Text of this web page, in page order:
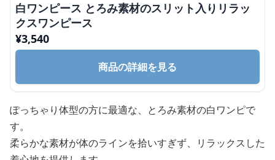
白ワンピース とろみ素材のスリット入りリラッ
クスワンピース
¥3,540
商品の詳細を見る
ぽっちゃり体型の方に最適な、とろみ素材の白ワンピで
す。
柔らかな素材が体のラインを拾いすぎず、リラックスした